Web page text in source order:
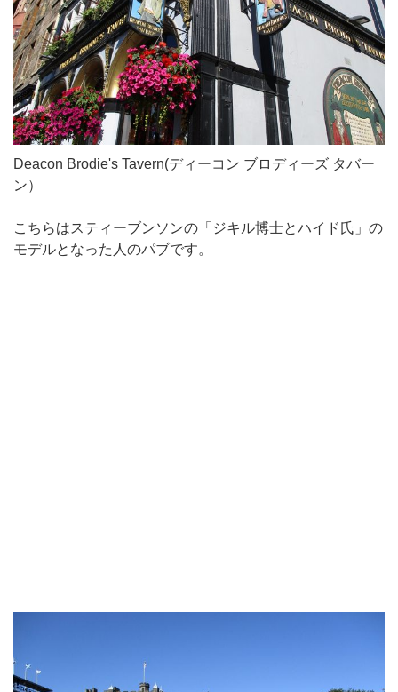
Deacon Brodie's Tavern(ディーコン ブロディーズ タバー
ン）
こちらはスティーブンソンの「ジキル博士とハイド氏」の
モデルとなった人のパブです。